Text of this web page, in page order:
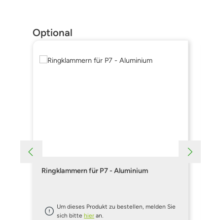
Produktgalerie überspringen
Optional
Ringklammern für P7 - Aluminium
Um dieses Produkt zu bestellen, melden Sie
sich bitte hier an.